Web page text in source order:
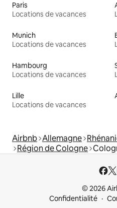
Paris
Locations de vacances
Munich
Locations de vacances
Hambourg
Locations de vacances
Lille
Locations de vacances
Airbnb Allemagne
Région de Cologne
© 2026
Confidentialité